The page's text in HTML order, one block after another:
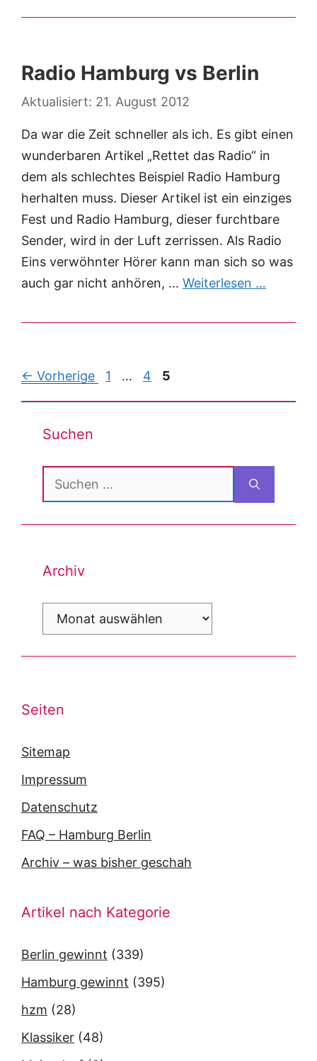
Radio Hamburg vs Berlin
21. August 2012
Da war die Zeit schneller als ich. Es gibt einen
wunderbaren Artikel „Rettet das Radio“ in
dem als schlechtes Beispiel Radio Hamburg
herhalten muss. Dieser Artikel ist ein einziges
Fest und Radio Hamburg, dieser furchtbare
Sender, wird in der Luft zerrissen. Als Radio
Eins verwöhnter Hörer kann man sich so was
auch gar nicht anhören, … Weiterlesen …
Post
← Vorherige 1 … 4 5
Suchen
Suchen
nach:
Archiv
Archiv
Seiten
Sitemap
Impressum
Datenschutz
FAQ – Hamburg Berlin
Archiv – was bisher geschah
Artikel nach Kategorie
Berlin gewinnt (339)
Hamburg gewinnt (395)
hzm (28)
Klassiker (48)